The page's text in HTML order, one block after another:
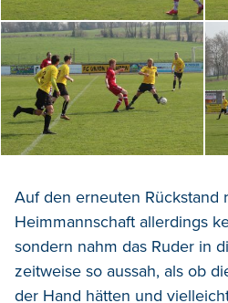
Auf den erneuten Rückstand
Heimmannschaft allerdings
sondern nahm das Ruder in
zeitweise so aussah, als ob
der Hand hätten und